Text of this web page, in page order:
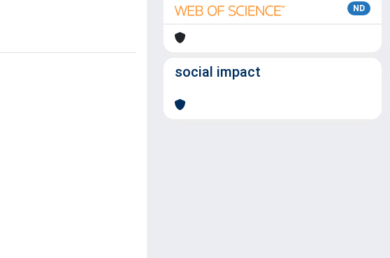
ND
social impact